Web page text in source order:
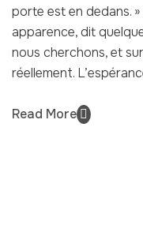
porte est en dedans.
apparence, dit
nous cherchons, et
réellement.
Read More